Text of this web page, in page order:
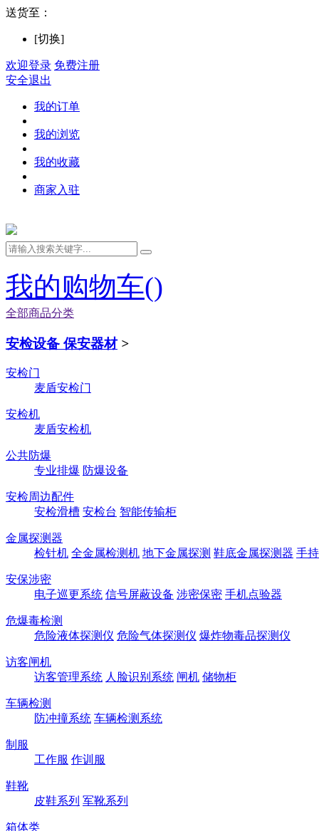
送货至：
[切换]
欢迎登录 免费注册
安全退出
我的订单
我的浏览
我的收藏
商家入驻
我的购物车()
全部商品分类
安检设备 保安器材 >
安检门
麦盾安检门
安检机
麦盾安检机
公共防爆
专业排爆 防爆设备
安检周边配件
安检滑槽 安检台 智能传输柜
金属探测器
检针机 全金属检测机 地下金属探测 鞋底金属探测器 手
安保涉密
电子巡更系统 信号屏蔽设备 涉密保密 手机点验器
危爆毒检测
危险液体探测仪 危险气体探测仪 爆炸物毒品探测仪
访客闸机
访客管理系统 人脸识别系统 闸机 储物柜
车辆检测
防冲撞系统 车辆检测系统
制服
工作服 作训服
鞋靴
皮鞋系列 军靴系列
箱体类